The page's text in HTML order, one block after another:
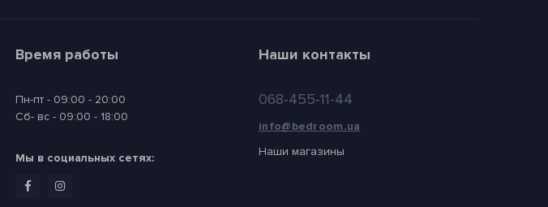
Время работы
Пн-пт - 09:00 - 20:00
Сб- вс - 09:00 - 18:00
Мы в социальных сетях:
Наши контакты
068-455-11-44
info@bedroom.ua
Наши магазины